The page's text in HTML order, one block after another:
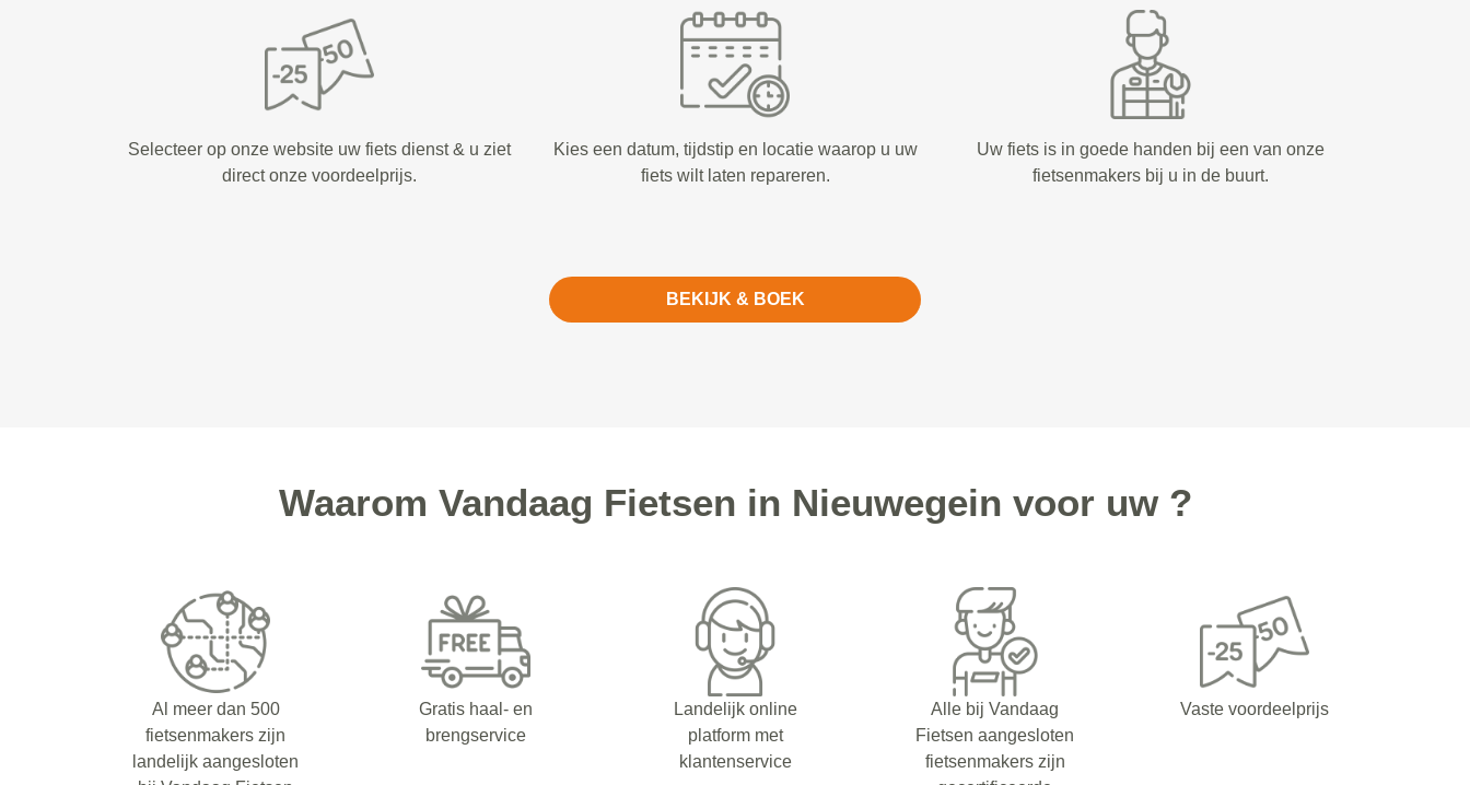
Selecteer op onze website uw fiets dienst & u ziet
direct onze voordeelprijs.
Kies een datum, tijdstip en locatie waarop u uw
fiets wilt laten repareren.
Uw fiets is in goede handen bij een van onze
fietsenmakers bij u in de buurt.
BEKIJK & BOEK
Waarom Vandaag Fietsen in Nieuwegein voor uw ?
Al meer dan 500
fietsenmakers zijn
landelijk aangesloten
Gratis haal- en
brengservice
Landelijk online
platform met
klantenservice
Alle bij Vandaag
Fietsen aangesloten
fietsenmakers zijn
Vaste voordeelprijs